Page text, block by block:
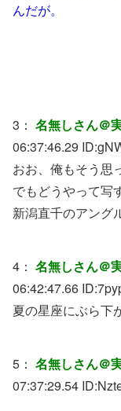
んだが。
3： 名無しさん＠
06:37:46.29 ID:
おお、俺もそう思
でもどうやって写
新潟直千のアング
4： 名無しさん＠
06:42:47.66 ID:
夏の星座にぶら下
5： 名無しさん＠
07:37:29.54 ID: